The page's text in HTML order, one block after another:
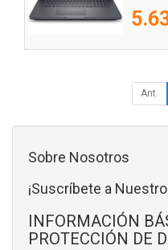
Ant.
Sobre Nosotros
¡Suscríbete a
INFORMACIÓN
PROTECCIÓN DE